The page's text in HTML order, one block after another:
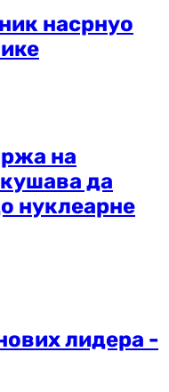
насрнуо
на
да
нуклеарне
лидера -